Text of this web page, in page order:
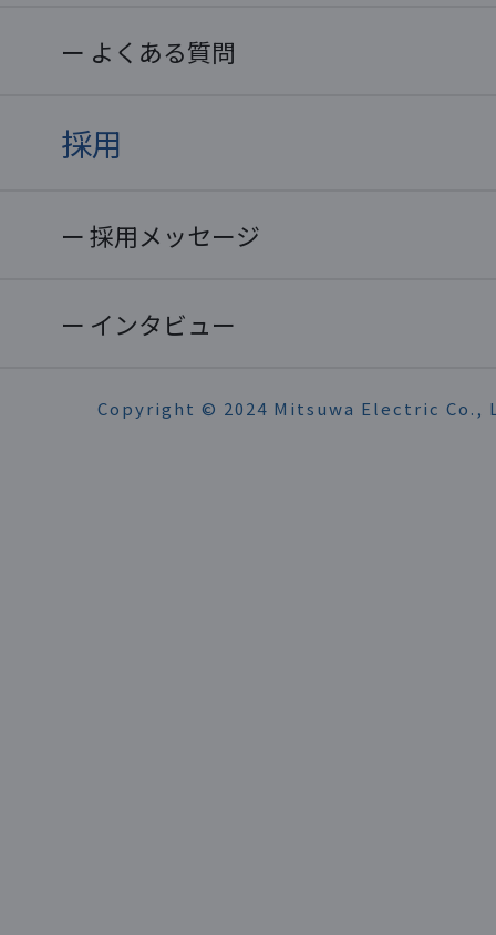
よくある質問
採用
採用メッセージ
インタビュー
Copyright © 2024 Mitsuwa Electric Co.,